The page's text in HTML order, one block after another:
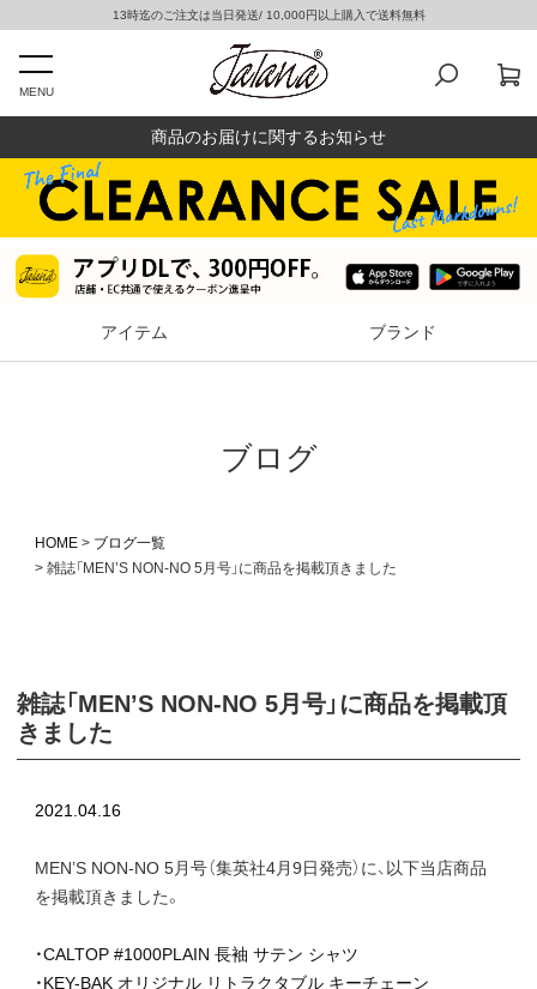
13時迄のご注文は当日発送/ 10,000円以上購入で送料無料
MENU
商品のお届けに関するお知らせ
アイテム ブランド
ブログ
HOME
ブログ一覧
雑誌「MEN’S NON-NO 5月号」に商品を掲載頂きました
雑誌「MEN’S NON-NO 5月号」に商品を掲載頂
きました
2021.04.16
MEN’S NON-NO 5月号（集英社4月9日発売）に、以下当店商品
を掲載頂きました。
・CALTOP #1000PLAIN 長袖 サテン シャツ
・KEY-BAK オリジナル リトラクタブル キーチェーン